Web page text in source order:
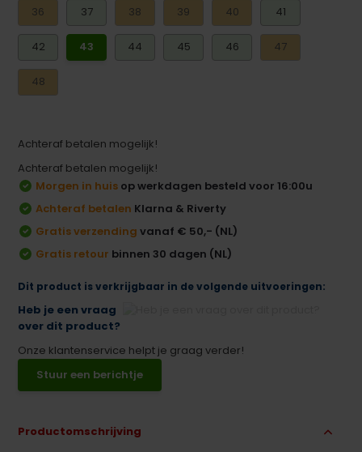
36 37 38 39 40 41
42 43 44 45 46 47
48
Achteraf betalen mogelijk!
Achteraf betalen mogelijk!
Morgen in huis op werkdagen besteld voor 16:00u
Achteraf betalen Klarna & Riverty
Gratis verzending vanaf € 50,- (NL)
Gratis retour binnen 30 dagen (NL)
Dit product is verkrijgbaar in de volgende uitvoeringen:
Heb je een vraag
over dit product?
Onze klantenservice helpt je graag verder!
Stuur een berichtje
Productomschrijving